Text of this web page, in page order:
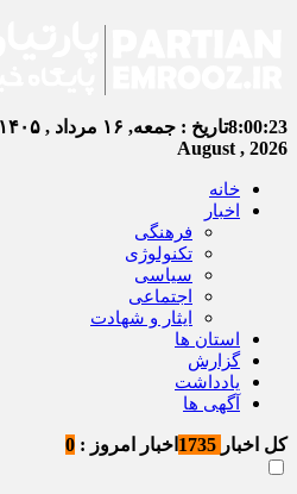
8:00:23تاریخ : جمعه, ۱۶ مرداد , ۱۴۰۵
August , 2026
خانه
اخبار
فرهنگی
تکنولوژی
سیاسی
اجتماعی
ایثار و شهادت
استان ها
گزارش
یادداشت
آگهی ها
کل اخبار اخبار امروز : 0